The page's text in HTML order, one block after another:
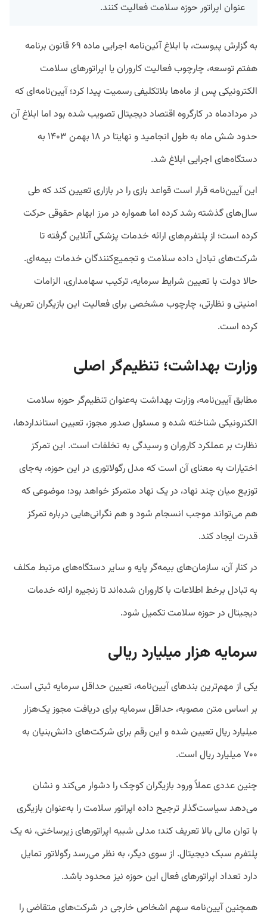
عنوان اپراتور حوزه سلامت فعالیت کنند.
به گزارش پیوست، با ابلاغ آئین‌نامه اجرایی ماده ۶۹ قانون برنامه
هفتم توسعه، چارچوب فعالیت کاروران یا اپراتورهای سلامت
الکترونیکی پس از ماه‌ها بلاتکلیفی رسمیت پیدا کرد؛ آیین‌نامه‌ای که
در مردادماه در کارگروه اقتصاد دیجیتال تصویب شده بود اما ابلاغ آن
حدود شش ماه به طول انجامید و نهایتا در ۱۸ بهمن ۱۴۰۳ به
دستگاه‌های اجرایی ابلاغ شد.
این آیین‌نامه قرار است قواعد بازی را در بازاری تعیین کند که طی
سال‌های گذشته رشد کرده اما همواره در مرز ابهام حقوقی حرکت
کرده است؛ از پلتفرم‌های ارائه خدمات پزشکی آنلاین گرفته تا
شرکت‌های تبادل داده سلامت و تجمیع‌کنندگان خدمات بیمه‌ای.
حالا دولت با تعیین شرایط سرمایه، ترکیب سهامداری، الزامات
امنیتی و نظارتی، چارچوب مشخصی برای فعالیت این بازیگران تعریف
کرده است.
وزارت بهداشت؛ تنظیم‌گر اصلی
مطابق آیین‌نامه، وزارت بهداشت به‌عنوان تنظیم‌گر حوزه سلامت
الکترونیکی شناخته شده و مسئول صدور مجوز، تعیین استانداردها،
نظارت بر عملکرد کاروران و رسیدگی به تخلفات است. این تمرکز
اختیارات به معنای آن است که مدل رگولاتوری در این حوزه، به‌جای
توزیع میان چند نهاد، در یک نهاد متمرکز خواهد بود؛ موضوعی که
هم می‌تواند موجب انسجام شود و هم نگرانی‌هایی درباره تمرکز
قدرت ایجاد کند.
در کنار آن، سازمان‌های بیمه‌گر پایه و سایر دستگاه‌های مرتبط مکلف
به تبادل برخط اطلاعات با کاروران شده‌اند تا زنجیره ارائه خدمات
دیجیتال در حوزه سلامت تکمیل شود.
سرمایه هزار میلیارد ریالی
یکی از مهم‌ترین بندهای آیین‌نامه، تعیین حداقل سرمایه ثبتی است.
بر اساس متن مصوبه، حداقل سرمایه برای دریافت مجوز یک‌هزار
میلیارد ریال تعیین شده و این رقم برای شرکت‌های دانش‌بنیان به
۷۰۰ میلیارد ریال است.
چنین عددی عملاً ورود بازیگران کوچک را دشوار می‌کند و نشان
می‌دهد سیاست‌گذار ترجیح داده اپراتور سلامت را به‌عنوان بازیگری
با توان مالی بالا تعریف کند؛ مدلی شبیه اپراتورهای زیرساختی، نه یک
پلتفرم سبک دیجیتال. از سوی دیگر، به نظر می‌رسد رگولاتور تمایل
دارد تعداد اپراتورهای فعال این حوزه نیز محدود باشد.
همچنین آیین‌نامه سهم اشخاص خارجی در شرکت‌های متقاضی را